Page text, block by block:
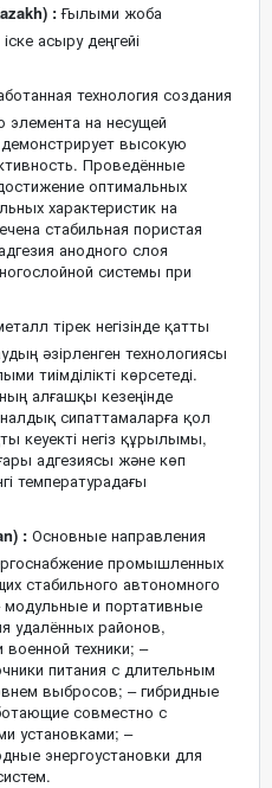
:Ғылыми жоба
асыру деңгейі
технология создания
элемента на несущей
высокую
Проведённые
оптимальных
характеристик на
стабильная пористая
анодного слоя
системы при
тірек негізінде қатты
әзірленген технологиясы
тиімділікті көрсетеді.
алғашқы кезеңінде
сипаттамаларға қол
кеуекті негіз құрылымы,
адгезиясы және көп
температурадағы
: Основные направления
промышленных
стабильного автономного
модульные и портативные
удалённых районов,
военной техники; –
питания с длительным
выбросов; – гибридные
совместно с
установками; –
энергоустановки для